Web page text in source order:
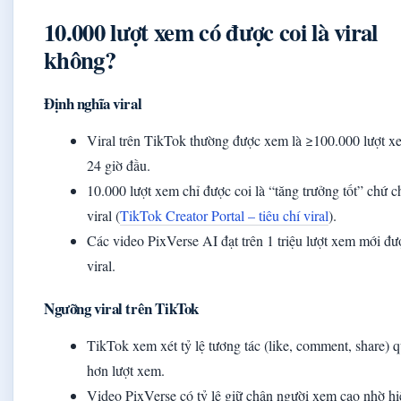
10.000 lượt xem có được coi là viral
không?
Định nghĩa viral
Viral trên TikTok thường được xem là ≥100.000 lượt
24 giờ đầu.
10.000 lượt xem chỉ được coi là “tăng trưởng tốt” chứ
viral (TikTok Creator Portal – tiêu chí viral).
Các video PixVerse AI đạt trên 1 triệu lượt xem mới
viral.
Ngưỡng viral trên TikTok
TikTok xem xét tỷ lệ tương tác (like, comment, share)
hơn lượt xem.
Video PixVerse có tỷ lệ giữ chân người xem cao nhờ